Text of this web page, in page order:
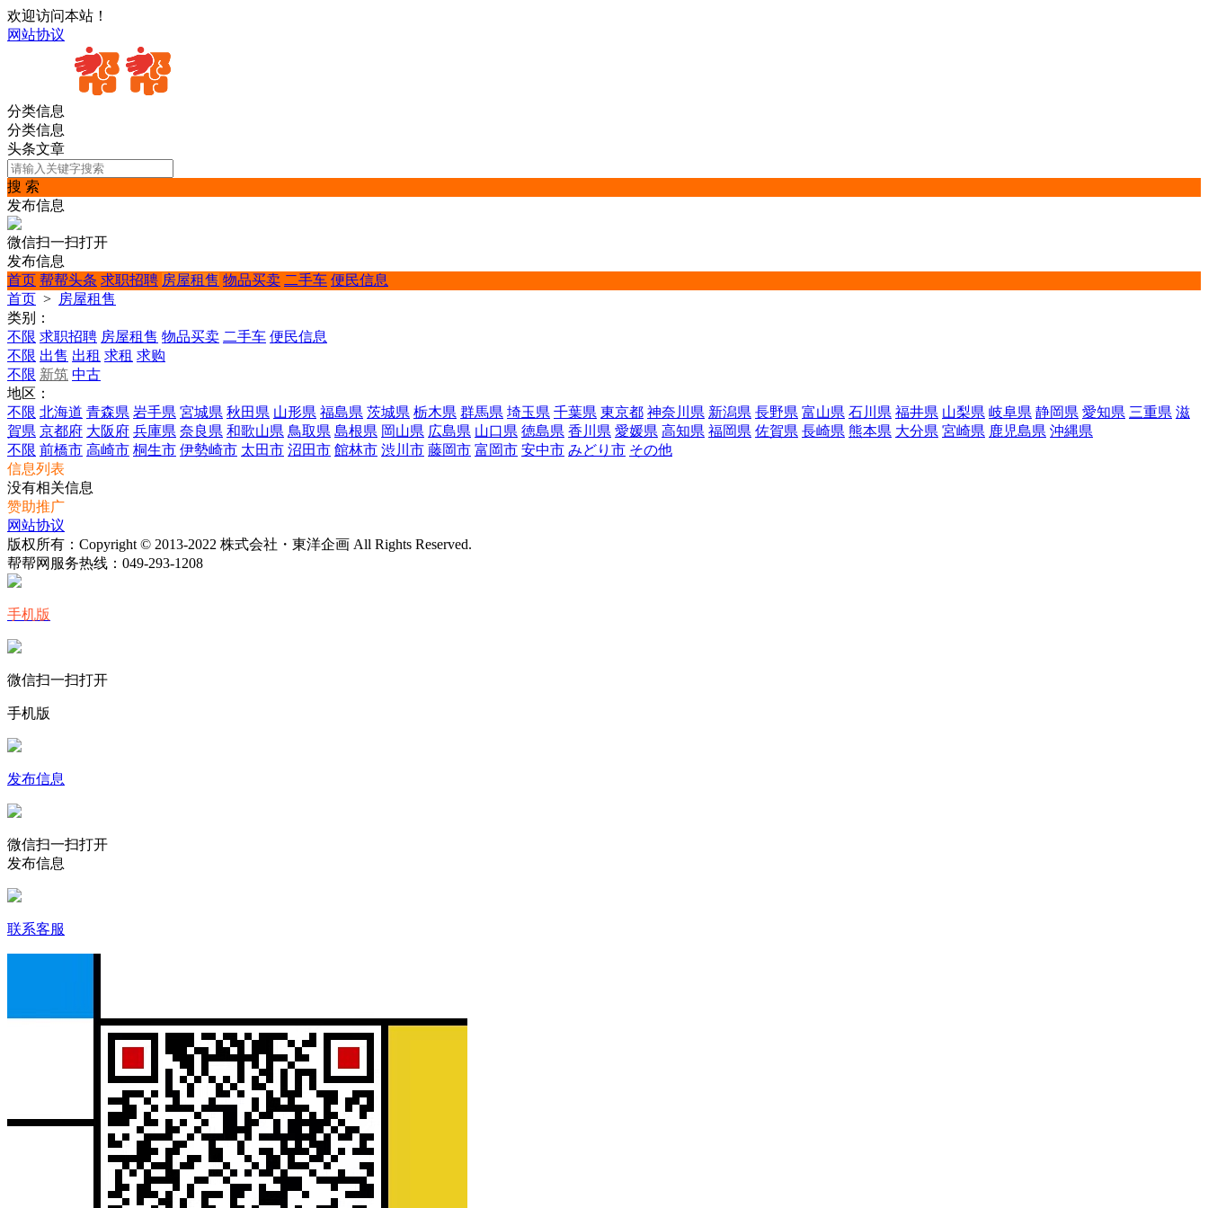
欢迎访问本站！
网站协议
分类信息
分类信息
头条文章
搜 索
发布信息
微信扫一扫打开
发布信息
首页 帮帮头条 求职招聘 房屋租售 物品买卖 二手车 便民信息
首页 > 房屋租售
类别：
不限 求职招聘 房屋租售 物品买卖 二手车 便民信息
不限 出售 出租 求租 求购
不限 新筑 中古
地区：
不限 北海道 青森県 岩手県 宮城県 秋田県 山形県 福島県 茨城県 栃木県 群馬県 埼玉県 千葉県 東京都 神奈川県 新潟県 長野県 富山県 石川県 福井県 山梨県 岐阜県 静岡県 愛知県 三重県 滋
賀県 京都府 大阪府 兵庫県 奈良県 和歌山県 鳥取県 島根県 岡山県 広島県 山口県 徳島県 香川県 愛媛県 高知県 福岡県 佐賀県 長崎県 熊本県 大分県 宮崎県 鹿児島県 沖縄県
不限 前橋市 高崎市 桐生市 伊勢崎市 太田市 沼田市 館林市 渋川市 藤岡市 富岡市 安中市 みどり市 その他
信息列表
没有相关信息
赞助推广
网站协议
版权所有：Copyright © 2013-2022 株式会社・東洋企画 All Rights Reserved.
帮帮网服务热线： 049-293-1208
手机版
微信扫一扫打开
手机版
发布信息
微信扫一扫打开
发布信息
联系客服